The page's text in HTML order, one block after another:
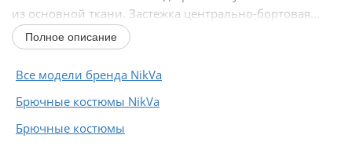
из основной ткани. Застежка центрально-бортовая...
Полное описание
Все модели бренда NikVa
Брючные костюмы NikVa
Брючные костюмы